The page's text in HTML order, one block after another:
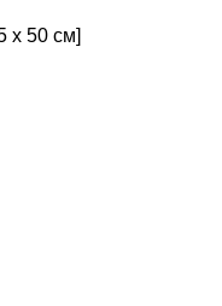
x 50 см]